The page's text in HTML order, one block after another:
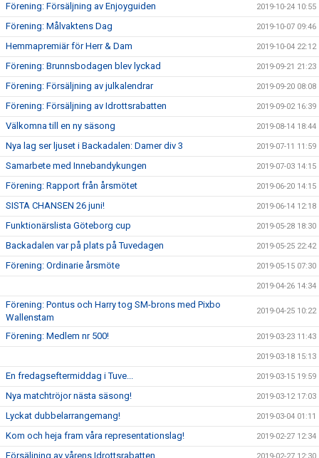
Förening: Försäljning av Enjoyguiden 2019-10-24 10:55
Förening: Målvaktens Dag 2019-10-07 09:46
Hemmapremiär för Herr & Dam 2019-10-04 22:12
Förening: Brunnsbodagen blev lyckad 2019-09-21 21:23
Förening: Försäljning av julkalendrar 2019-09-20 08:08
Förening: Försäljning av Idrottsrabatten 2019-09-02 16:39
Välkomna till en ny säsong 2019-08-14 18:44
Nya lag ser ljuset i Backadalen: Damer div 3 2019-07-11 11:59
Samarbete med Innebandykungen 2019-07-03 14:15
Förening: Rapport från årsmötet 2019-06-20 14:15
SISTA CHANSEN 26 juni! 2019-06-14 12:18
Funktionärslista Göteborg cup 2019-05-28 18:30
Backadalen var på plats på Tuvedagen 2019-05-25 22:42
Förening: Ordinarie årsmöte 2019-05-15 07:30
2019-04-26 14:34
Förening: Pontus och Harry tog SM-brons med Pixbo
Wallenstam
2019-04-25 10:22
Förening: Medlem nr 500! 2019-03-23 11:43
2019-03-18 15:13
En fredagseftermiddag i Tuve... 2019-03-15 19:59
Nya matchtröjor nästa säsong! 2019-03-12 17:03
Lyckat dubbelarrangemang! 2019-03-04 01:11
Kom och heja fram våra representationslag! 2019-02-27 12:34
Försäljning av vårens Idrottsrabatten